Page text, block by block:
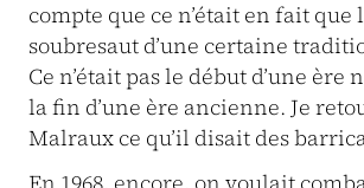
compte que ce n’était en fait
soubresaut d’une certaine
Ce n’était pas le début d’une ère
la fin d’une ère ancienne. Je
Malraux ce qu’il disait des